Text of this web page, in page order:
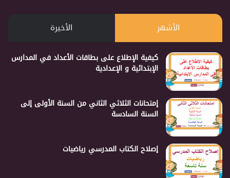
الأشهر الأخيرة
كيفية الإطلاع على بطاقات الأعداد في المدارس
الإبتدائية و الإعدادية
إمتحانات الثلاثي الثاني من السنة الأولى إلى
السنة السادسة
إصلاح الكتاب المدرسي رياضيات